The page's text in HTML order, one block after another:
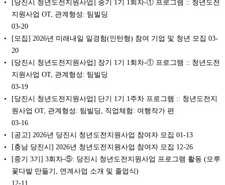
[당진시 청년도전지원사업] 중기 1기 1회차-① 프로그램 :: 청년도전
지원사업 OT, 관계형성: 팀빌딩
03-20
[모집] 2026년 미래내일 일경험(인턴형) 참여 기업 및 청년 모집 03-
20
[당진시 청년도전지원사업] 장기 1기 1회차-① 프로그램 :: 청년도전
지원사업 OT, 관계형성: 팀빌딩
03-19
[당진시 청년도전지원사업] 단기 1기 1주차 프로그램 :: 청년도전지
원사업 OT, 관계형성: 팀빌딩, 직업체험: 여행작가 편
03-16
[공고] 2026년 당진시 청년도전지원사업 참여자 모집 01-13
[충남 당진시] 2026년 청년도전지원사업 참여자 모집 12-26
[중기 3기] 3회차-⑤: 당진시 청년도전지원사업 프로그램 활동 (모루
꽃다발 만들기, 연계사업 소개 및 졸업식)
12-11